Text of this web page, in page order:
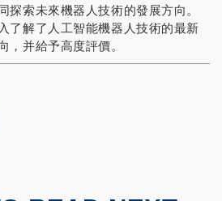
探索未來機器人技術的發展方向。
了解了人工智能機器人技術的最新
，并給予高度評價。